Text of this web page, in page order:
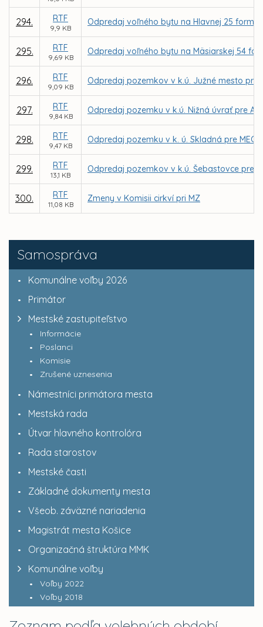
Samospráva
Komunálne voľby 2026
Primátor
Mestské zastupiteľstvo
Informácie
Poslanci
Komisie
Zrušené uznesenia
Námestníci primátora mesta
Mestská rada
Útvar hlavného kontrolóra
Rada starostov
Mestské časti
Základné dokumenty mesta
Všeob. záväzné nariadenia
Magistrát mesta Košice
Organizačná štruktúra MMK
Komunálne voľby
Voľby 2022
Voľby 2018
294. RTF
9,9 KB
Odpredaj voľného bytu na Hlavnej 25
295. RTF
9,69 KB
Odpredaj voľného bytu na Mäsiarskej 54
296. RTF
9,09 KB
Odpredaj pozemkov v k.ú. Južné mesto pre
297. RTF
9,84 KB
Odpredaj pozemku v k.ú. Nižná úvrať pre
298. RTF
9,47 KB
Odpredaj pozemku v k. ú. Skladná pre
299. RTF
13,1 KB
Odpredaj pozemkov v k.ú. Šebastovce pre
300. RTF
11,08 KB
Zmeny v Komisii cirkví pri MZ